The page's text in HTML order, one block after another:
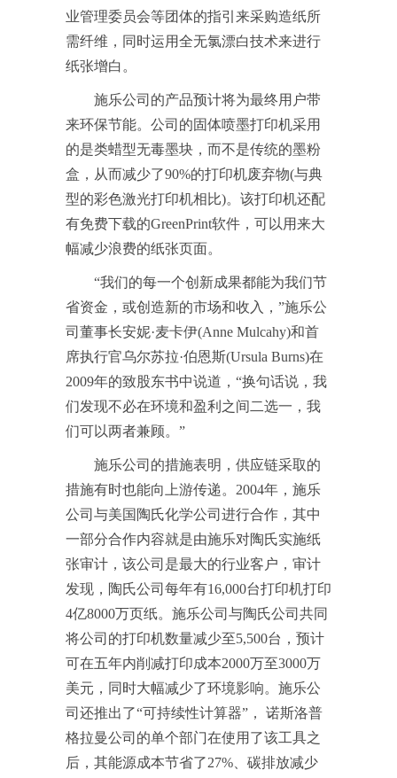
业管理委员会等团体的指引来采购造纸所
需纤维，同时运用全无氯漂白技术来进行
纸张增白。
施乐公司的产品预计将为最终用户带
来环保节能。公司的固体喷墨打印机采用
的是类蜡型无毒墨块，而不是传统的墨粉
盒，从而减少了90%的打印机废弃物(与典
型的彩色激光打印机相比)。该打印机还配
有免费下载的GreenPrint软件，可以用来大
幅减少浪费的纸张页面。
“我们的每一个创新成果都能为我们节
省资金，或创造新的市场和收入，”施乐公
司董事长安妮·麦卡伊(Anne Mulcahy)和首
席执行官乌尔苏拉·伯恩斯(Ursula Burns)在
2009年的致股东书中说道，“换句话说，我
们发现不必在环境和盈利之间二选一，我
们可以两者兼顾。”
施乐公司的措施表明，供应链采取的
措施有时也能向上游传递。2004年，施乐
公司与美国陶氏化学公司进行合作，其中
一部分合作内容就是由施乐对陶氏实施纸
张审计，该公司是最大的行业客户，审计
发现，陶氏公司每年有16,000台打印机打印
4亿8000万页纸。施乐公司与陶氏公司共同
将公司的打印机数量减少至5,500台，预计
可在五年内削减打印成本2000万至3000万
美元，同时大幅减少了环境影响。施乐公
司还推出了“可持续性计算器”， 诺斯洛普
格拉曼公司的单个部门在使用了该工具之
后，其能源成本节省了27%、碳排放减少